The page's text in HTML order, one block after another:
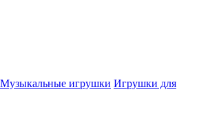
Музыкальные игрушки Игрушки для